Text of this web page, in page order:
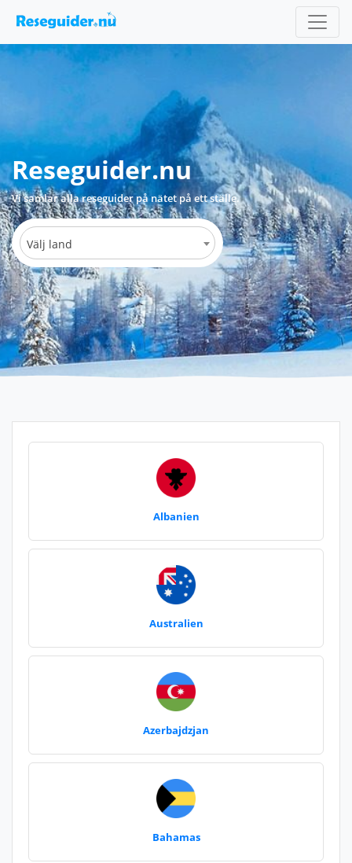
Reseguider.nu
Vi samlar alla reseguider på nätet på ett ställe.
Välj land
Albanien
Australien
Azerbajdzjan
Bahamas